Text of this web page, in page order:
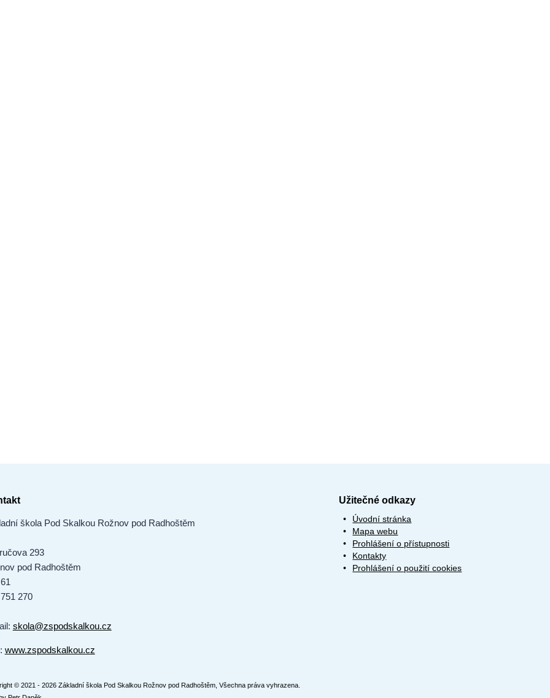
škola Pod Skalkou Rožnov pod Radhoštěm
293
pod Radhoštěm
270
skola@zspodskalkou.cz
www.zspodskalkou.cz
Užitečné odkazy
Úvodní stránka
Mapa webu
Prohlášení o přístupnosti
Kontakty
Prohlášení o použití cookies
© 2021 - 2026 Základní škola Pod Skalkou Rožnov pod Radhoštěm, Všechna práva vyhrazena.